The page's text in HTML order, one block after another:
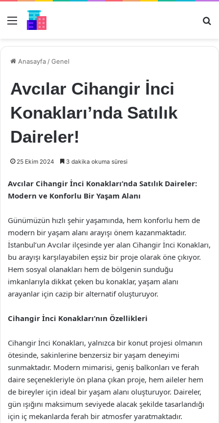
Menü
Anasayfa /Genel
Avcılar Cihangir İnci
Konakları’nda Satılık
Daireler!
25 Ekim 2024 3 dakika okuma süresi
Avcılar Cihangir İnci Konakları’nda Satılık Daireler:
Modern ve Konforlu Bir Yaşam Alanı
Günümüzün hızlı şehir yaşamında, hem konforlu hem de
modern bir yaşam alanı arayışı önem kazanmaktadır.
İstanbul’un Avcılar ilçesinde yer alan Cihangir İnci Konakları,
bu arayışı karşılayabilen eşsiz bir proje olarak öne çıkıyor.
Hem sosyal olanakları hem de bölgenin sunduğu
imkanlarıyla dikkat çeken bu konaklar, yaşam alanı
arayanlar için cazip bir alternatif oluşturuyor.
Cihangir İnci Konakları’nın Özellikleri
Cihangir İnci Konakları, yalnızca bir konut projesi olmanın
ötesinde, sakinlerine benzersiz bir yaşam deneyimi
sunmaktadır. Modern mimarisi, geniş balkonları ve ferah
daire seçenekleriyle ön plana çıkan proje, hem aileler hem
de bireyler için ideal bir yaşam alanı oluşturuyor. Daireler,
gün ışığını maksimum seviyede alacak şekilde tasarlandığı
için iç mekanlarda ferah bir atmosfer yaratmaktadır.